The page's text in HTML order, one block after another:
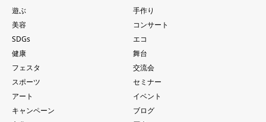
遊ぶ
手作り
美容
コンサート
SDGs
エコ
健康
舞台
フェスタ
交流会
スポーツ
セミナー
アート
イベント
キャンペーン
ブログ